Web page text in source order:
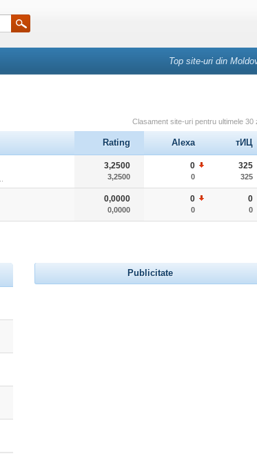
Top site-uri din
Clasament site-uri pentru ultimele 30
Rating Alexa тИЦ
3,2500
3,2500
0
0
325
325
0,0000
0,0000
0
0
0
0
Publicitate